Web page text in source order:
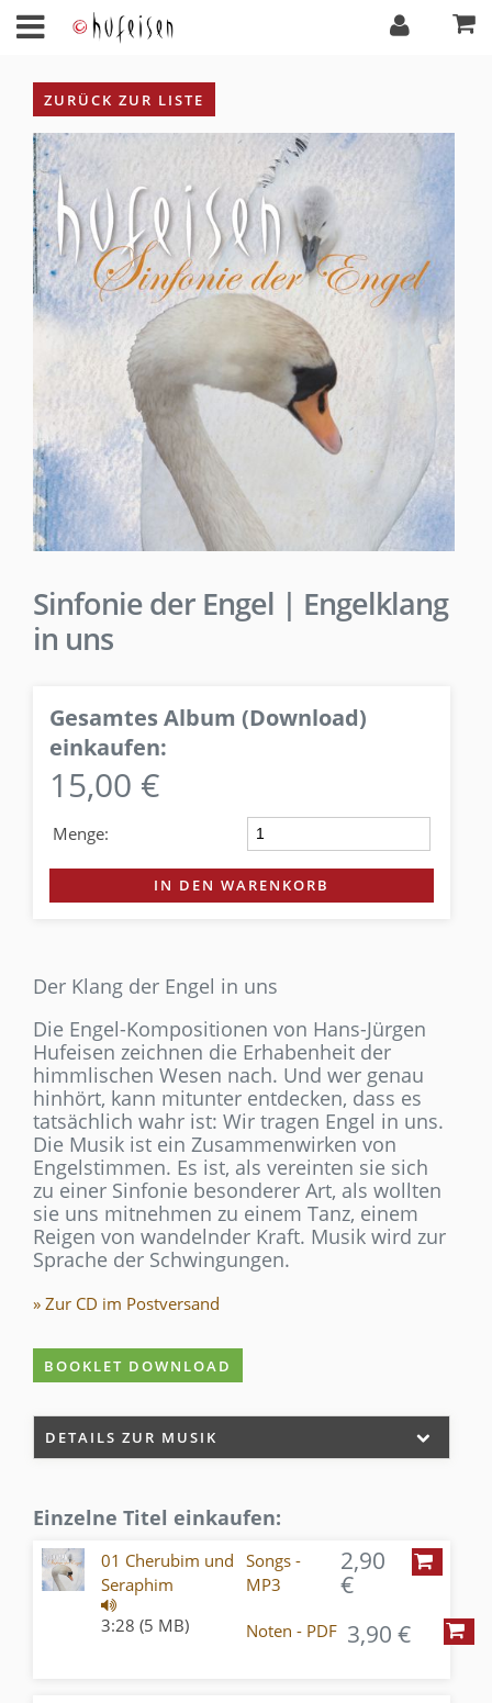
ZURÜCK ZUR LISTE
Sinfonie der Engel | Engelklang
in uns
Gesamtes Album (Download)
einkaufen:
15,00 €
Menge:
IN DEN WARENKORB
Der Klang der Engel in uns
Die Engel-Kompositionen von Hans-Jürgen
Hufeisen zeichnen die Erhabenheit der
himmlischen Wesen nach. Und wer genau
hinhört, kann mitunter entdecken, dass es
tatsächlich wahr ist: Wir tragen Engel in uns.
Die Musik ist ein Zusammenwirken von
Engelstimmen. Es ist, als vereinten sie sich
zu einer Sinfonie besonderer Art, als wollten
sie uns mitnehmen zu einem Tanz, einem
Reigen von wandelnder Kraft. Musik wird zur
Sprache der Schwingungen.
» Zur CD im Postversand
BOOKLET DOWNLOAD
DETAILS ZUR MUSIK
Einzelne Titel einkaufen:
01 Cherubim und
Seraphim
3:28 (5 MB)
Songs -
MP3
2,90
€
Noten - PDF 3,90 €